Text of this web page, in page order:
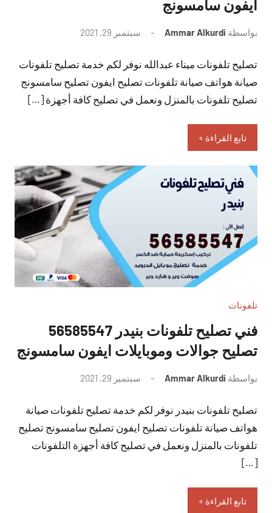
ايفون سامسونج
بواسطة Ammar Alkurdi سبتمبر 29, 2021
تعليقات
تصليح تلفونات ميناء عبدالله نوفر لكم خدمة تصليح تلفونات
صيانة هواتف صيانة تلفونات تصليح ايفون تصليح سامسونج
تصليح تلفونات بالمنزل ونعمل في تصليح كافة أجهزة […]
تابع القراءة
تلفونات
فني تصليح تلفونات بنيدر 56585547
تصليح جوالات وموبايلات ايفون سامسونج
بواسطة Ammar Alkurdi سبتمبر 29, 2021
تعليقات
تصليح تلفونات بنيدر نوفر لكم خدمة تصليح تلفونات صيانة
هواتف صيانة تلفونات تصليح ايفون تصليح سامسونج تصليح
تلفونات بالمنزل ونعمل في تصليح كافة أجهزة التلفونات
[…]
تابع القراءة